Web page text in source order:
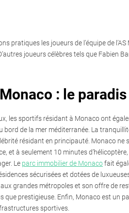
pratiques les joueurs de l’équipe de
joueurs célèbres tels que Fabien
: le
les sportifs résidant à Monaco ont
bord de la mer méditerranée. La
résidant en principauté. Monaco ne
et à seulement 10 minutes
Le parc immobilier de Monacofait
sécurisées et dotées de
grandes métropoles et son offre de
que prestigieuse. Enfin, Monaco est un
sportives.